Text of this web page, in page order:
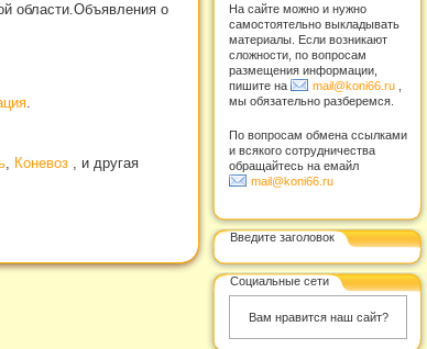
области.Объявления о
.
, Коневоз , и другая
На сайте можно и нужно
самостоятельно выкладывать
материалы. Если возникают
сложности, по вопросам
размещения информации,
пишите на
mail@koni66.ru
мы обязательно разберемся.
По вопросам обмена ссылками
и всякого сотрудничества
обращайтесь на емайл
mail@koni66.ru
Введите заголовок
Социальные сети
Вам нравится наш сайт?